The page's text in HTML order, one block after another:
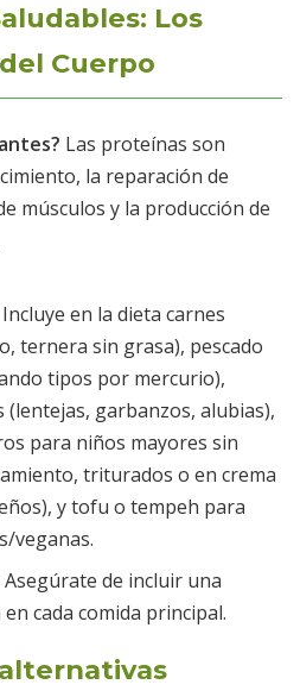
Los
Cuerpo
Las proteínas son
la reparación de
músculos y la producción de
Incluye en la dieta carnes
ternera sin grasa), pescado
tipos por mercurio),
(lentejas, garbanzos, alubias),
para niños mayores sin
triturados o en crema
y tofu o tempeh para
veganas.
Asegúrate de incluir una
cada comida principal.